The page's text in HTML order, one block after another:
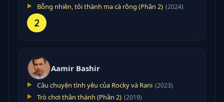
Bỗng nhiên, tôi thành ma cà rồng (Phần 2) (2024)
2
Aamir Bashir
Câu chuyện tình yêu của Rocky và Rani (2023)
Trò chơi thần thánh (Phần 2) (2019)